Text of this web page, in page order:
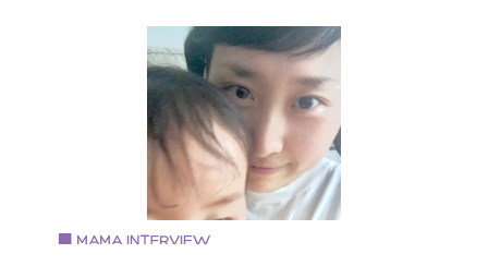
重田ゆかりさん
フルーツ＆ソープカービング作家
1973年生まれ。 大阪府出身。 食物科の短大を卒業後、
文具メーカーに入社し、現在も勤務。 趣味は、ものづ
りはもちろん、マラソンや山登り・ヨガなど 身体を動
すことも大好きです。 主人と息子2人の4人暮らし。
Atelier awanone として活動中です。